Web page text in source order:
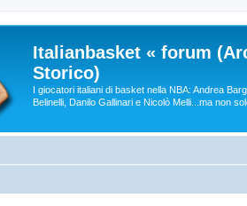
Italianbasket « forum
Storico)
I giocatori italiani di basket nella NBA: Andrea
Belinelli, Danilo Gallinari e Nicolò Melli...ma non